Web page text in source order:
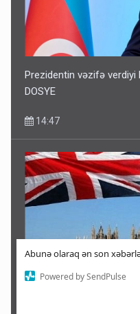
Abunə olaraq ən son
Powered by SendPulse
Prezidentin vəzifə verdiyi
DOSYE
14:47
Böyük Britaniya